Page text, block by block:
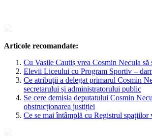
Articole recomandate:
Cu Vasile Cautiș vrea Cosmin Necula să
Elevii Liceului cu Program Sportiv –
Ce atribuții a delegat primarul Cosmin
secretarului și administratorului public
Se cere demisia deputatului Cosmin
obstrucționarea justiției
Ce se mai întâmplă cu Registrul spațiilor